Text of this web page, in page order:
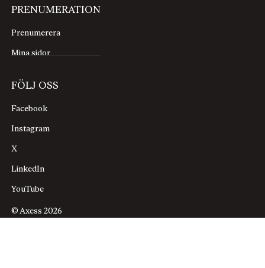
PRENUMERATION
Prenumerera
Mina sidor
FÖLJ OSS
Facebook
Instagram
X
LinkedIn
YouTube
© Axess 2026